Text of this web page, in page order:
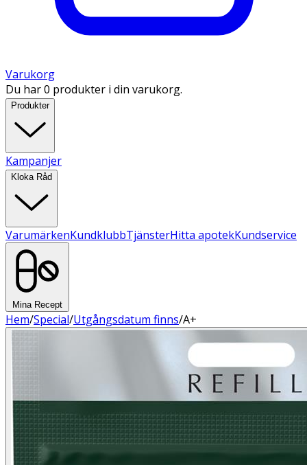
Varukorg
Du har 0 produkter i din varukorg.
Produkter
Kampanjer
Kloka Råd
VarumärkenKundklubbTjänsterHitta apotekKundservice
Mina Recept
Hem/Special/Utgångsdatum finns/A+